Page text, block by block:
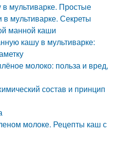
мультиварке. Простые
мультиварке. Секреты
манной каши
кашу в мультиварке:
молоко: польза и вред,
состав и принцип
молоке. Рецепты каш с